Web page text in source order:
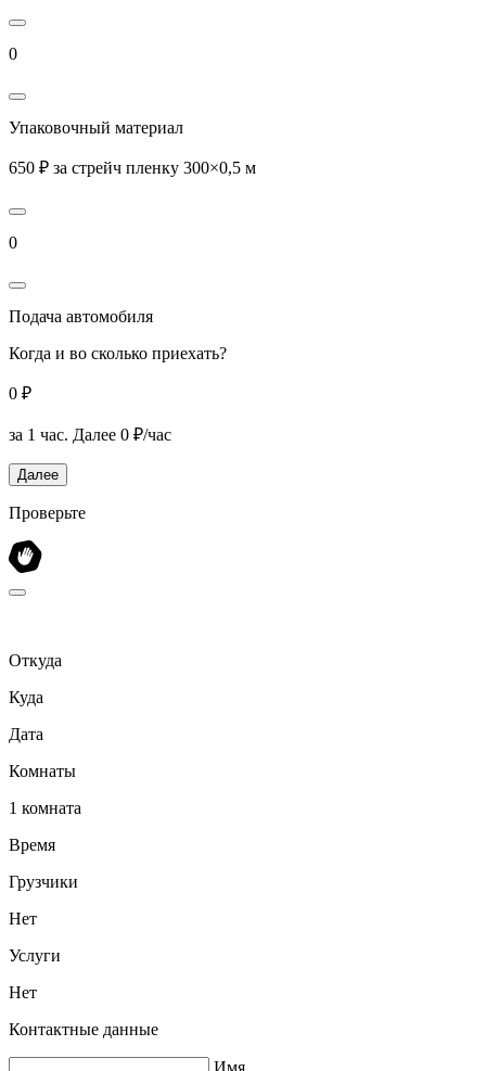
0
Упаковочный материал
650 ₽ за стрейч пленку 300×0,5 м
0
Подача автомобиля
Когда и во сколько приехать?
0 ₽
за 1 час. Далее 0 ₽/час
Далее
Проверьте
Откуда
Куда
Дата
Комнаты
1 комната
Время
Грузчики
Нет
Услуги
Нет
Контактные данные
Имя